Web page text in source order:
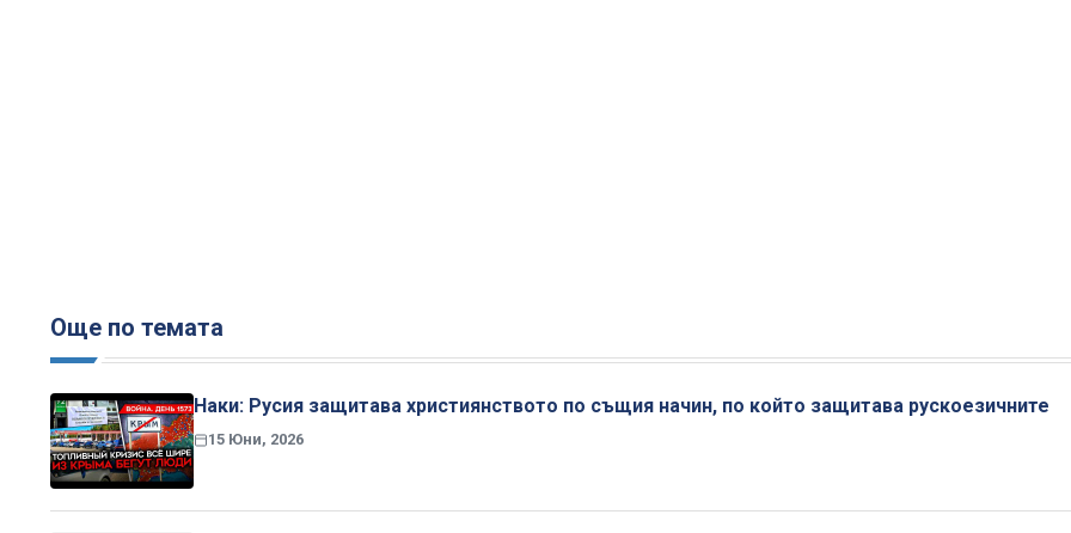
Още по темата
Наки: Русия защитава християнството по същия начин, по който защитава рускоезичните
15 Юни, 2026